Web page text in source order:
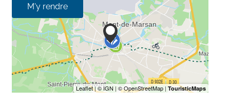
M'y rendre